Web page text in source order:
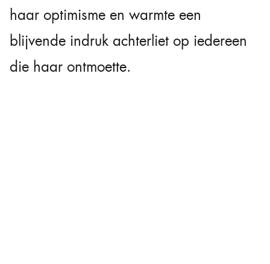
haar optimisme en warmte een
blijvende indruk achterliet op iedereen
die haar ontmoette.